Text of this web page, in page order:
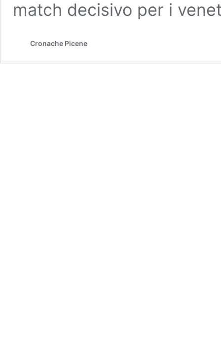
match decisivo per i
Cronache Picene